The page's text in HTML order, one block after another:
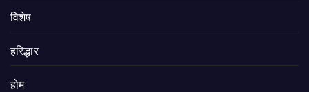
विशेष
हरिद्धार
होम